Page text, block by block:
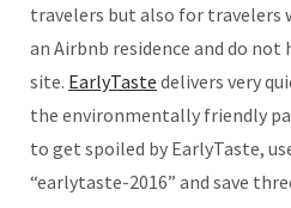
travelers but also for travelers
an Airbnb residence and do not
site. EarlyTaste delivers very
the environmentally friendly
to get spoiled by EarlyTaste,
“earlytaste-2016” and save